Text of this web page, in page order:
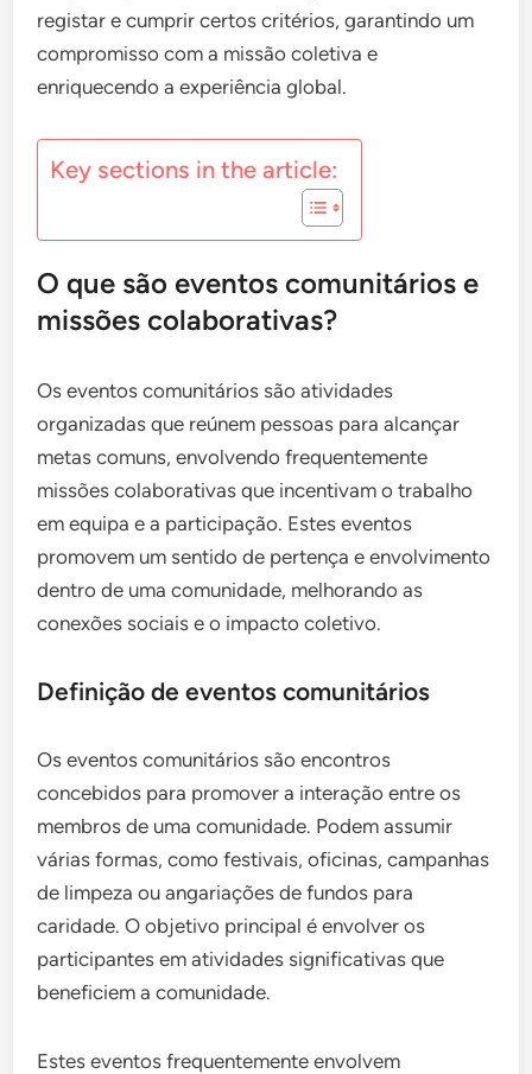
registar e cumprir certos critérios, garantindo um
compromisso com a missão coletiva e
enriquecendo a experiência global.
Key sections in the article:
O que são eventos comunitários e
missões colaborativas?
Os eventos comunitários são atividades
organizadas que reúnem pessoas para alcançar
metas comuns, envolvendo frequentemente
missões colaborativas que incentivam o trabalho
em equipa e a participação. Estes eventos
promovem um sentido de pertença e envolvimento
dentro de uma comunidade, melhorando as
conexões sociais e o impacto coletivo.
Definição de eventos comunitários
Os eventos comunitários são encontros
concebidos para promover a interação entre os
membros de uma comunidade. Podem assumir
várias formas, como festivais, oficinas, campanhas
de limpeza ou angariações de fundos para
caridade. O objetivo principal é envolver os
participantes em atividades significativas que
beneficiem a comunidade.
Estes eventos frequentemente envolvem